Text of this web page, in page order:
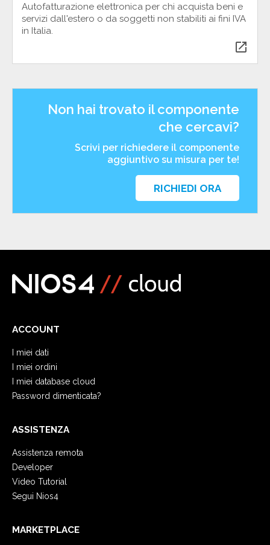
Autofatturazione elettronica per chi acquista beni e
servizi dall'estero o da soggetti non stabiliti ai fini IVA
in Italia.
open_in_new
Non hai trovato il componente
che cercavi?
Scrivi per richiedere il componente
aggiuntivo su misura per te!
RICHIEDI ORA
ACCOUNT
I miei dati
I miei ordini
I miei database cloud
Password dimenticata?
ASSISTENZA
Assistenza remota
Developer
Video Tutorial
Segui Nios4
MARKETPLACE